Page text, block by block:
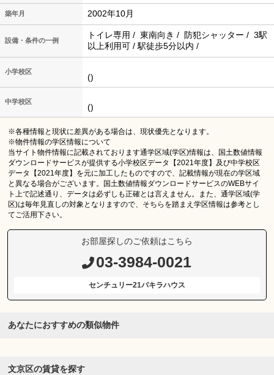
築年月 2002年10月
設備・条件の一例
トイレ専用 / 東南向き / 防犯シャッター / 3駅
以上利用可 / 駅徒歩5分以内 /
小学校区
()
中学校区
()
※各種情報と現状に差異がある場合は、現状優先となります。
※物件情報の学区情報について
当サイト物件情報に記載されております通学区域(学区)情報は、国土数値情報
ダウンロードサービスが提供する小学校区データ【2021年度】及び中学校区
データ【2021年度】を元に加工したものですので、記載情報が現在の学区域
と異なる場合がございます。国土数値情報ダウンロードサービスのWEBサイ
ト上で記述通り、データは必ずしも正確とは言えません。また、通学区域(学
区)は毎年見直しの対象となりますので、そちらを踏まえ学区情報は参考とし
てご活用下さい。
お部屋探しのご依頼はこちら
03-3984-0021
センチュリー21パキラハウス
あなたにおすすめの類似物件
文京区の賃貸を探す